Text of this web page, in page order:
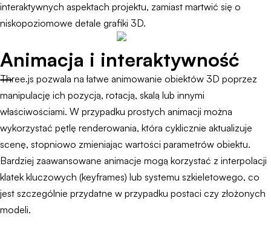
interaktywnych aspektach projektu, zamiast martwić się o
niskopoziomowe detale grafiki 3D.
Animacja i interaktywność
Three.js pozwala na łatwe animowanie obiektów 3D poprzez
manipulację ich pozycją, rotacją, skalą lub innymi
właściwościami. W przypadku prostych animacji można
wykorzystać pętlę renderowania, która cyklicznie aktualizuje
scenę, stopniowo zmieniając wartości parametrów obiektu.
Bardziej zaawansowane animacje mogą korzystać z interpolacji
klatek kluczowych (keyframes) lub systemu szkieletowego, co
jest szczególnie przydatne w przypadku postaci czy złożonych
modeli.